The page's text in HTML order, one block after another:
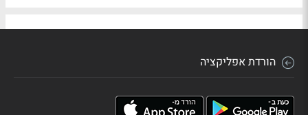
הורדת אפליקציה